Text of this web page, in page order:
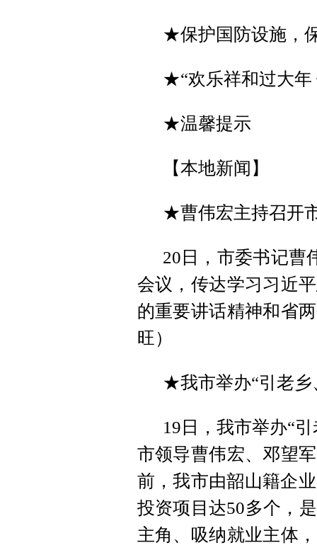
★保护国防设施，
★“欢乐祥和过大年
★温馨提示
【本地新闻】
★曹伟宏主持召开
20日，市委书记曹
会议，传达学习习近
的重要讲话精神和省
旺）
★我市举办“引老乡
19日，我市举办“
市领导曹伟宏、邓望
前，我市由韶山籍企
投资项目达50多个，
主角、吸纳就业主体